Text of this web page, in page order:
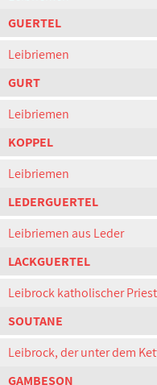
GUERTEL
Leibriemen
GURT
Leibriemen
KOPPEL
Leibriemen
LEDERGUERTEL
Leibriemen aus Leder
LACKGUERTEL
Leibrock katholischer
SOUTANE
Leibrock, der unter dem
GAMBESON